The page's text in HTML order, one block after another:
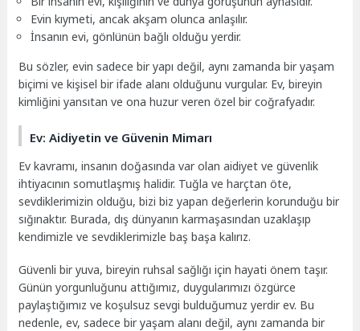
Evin kıymeti, ancak akşam olunca anlaşılır.
İnsanın evi, gönlünün bağlı olduğu yerdir.
Bu sözler, evin sadece bir yapı değil, aynı zamanda bir yaşam
biçimi ve kişisel bir ifade alanı olduğunu vurgular. Ev, bireyin
kimliğini yansıtan ve ona huzur veren özel bir coğrafyadır.
Ev: Aidiyetin ve Güvenin Mimarı
Ev kavramı, insanın doğasında var olan aidiyet ve güvenlik
ihtiyacının somutlaşmış halidir. Tuğla ve harçtan öte,
sevdiklerimizin olduğu, bizi biz yapan değerlerin korunduğu bir
sığınaktır. Burada, dış dünyanın karmaşasından uzaklaşıp
kendimizle ve sevdiklerimizle baş başa kalırız.
Güvenli bir yuva, bireyin ruhsal sağlığı için hayati önem taşır.
Günün yorgunluğunu attığımız, duygularımızı özgürce
paylaştığımız ve koşulsuz sevgi bulduğumuz yerdir ev. Bu
nedenle, ev, sadece bir yaşam alanı değil, aynı zamanda bir